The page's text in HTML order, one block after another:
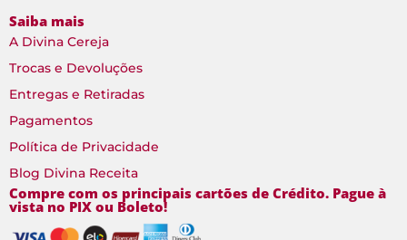
Saiba mais
A Divina Cereja
Trocas e Devoluções
Entregas e Retiradas
Pagamentos
Política de Privacidade
Blog Divina Receita
Compre com os principais cartões de Crédito. Pague à
vista no PIX ou Boleto!